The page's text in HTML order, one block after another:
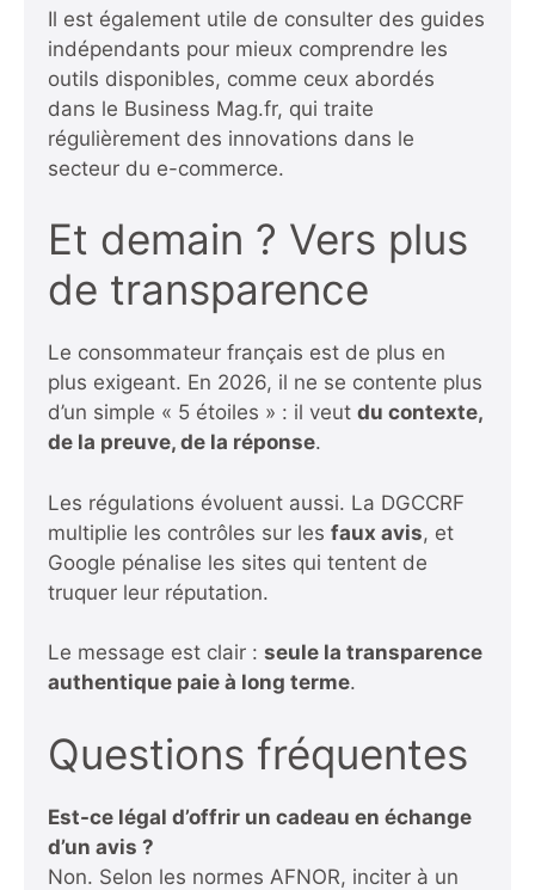
Il est également utile de consulter des guides
indépendants pour mieux comprendre les
outils disponibles, comme ceux abordés
dans le Business Mag.fr, qui traite
régulièrement des innovations dans le
secteur du e-commerce.
Et demain ? Vers plus
de transparence
Le consommateur français est de plus en
plus exigeant. En 2026, il ne se contente plus
d’un simple « 5 étoiles » : il veut du contexte,
de la preuve, de la réponse.
Les régulations évoluent aussi. La DGCCRF
multiplie les contrôles sur les faux avis, et
Google pénalise les sites qui tentent de
truquer leur réputation.
Le message est clair : seule la transparence
authentique paie à long terme.
Questions fréquentes
Est-ce légal d’offrir un cadeau en échange
d’un avis ?
Non. Selon les normes AFNOR, inciter à un